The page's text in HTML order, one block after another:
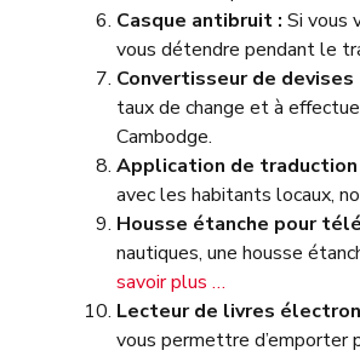
Casque antibruit : Si vous
vous détendre pendant le
Convertisseur de
taux de change et à
Cambodge.
Application de traduction
avec les habitants locaux,
Housse étanche pour
nautiques, une housse
savoir plus …
Lecteur de livres
vous permettre d’emporter